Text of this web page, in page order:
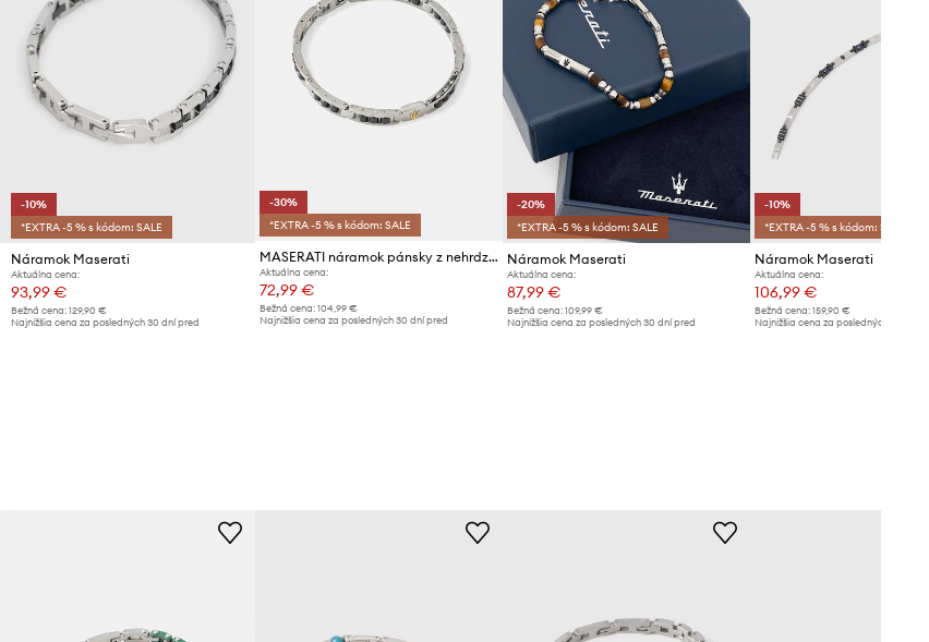
-10%
*EXTRA -5 % s kódom: SALE
Náramok Maserati
Aktuálna cena:
93,99 €
Bežná cena: 129,90 €
Najnižšia cena za posledných 30 dní pred
-30%
*EXTRA -5 % s kódom: SALE
MASERATI náramok pánsky z nehrdzavejúcej ocele CERAMIC
Aktuálna cena:
72,99 €
Bežná cena: 104,99 €
Najnižšia cena za posledných 30 dní pred
-20%
*EXTRA -5 % s kódom: SALE
Náramok Maserati
Aktuálna cena:
87,99 €
Bežná cena:109,99 €
Najnižšia cena za posledných 30 dní pred
-10%
*EXTRA -5 % s kódom: SALE
Náramok Maserati
Aktuálna cena:
106,99 €
Bežná cena: 159,90 €
Najnižšia cena za posledných 30 dní